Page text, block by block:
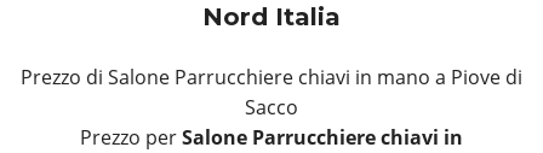
Nord Italia
Prezzo di Salone Parrucchiere chiavi in mano a Piove di
Sacco
Prezzo perSalone Parrucchiere chiavi in